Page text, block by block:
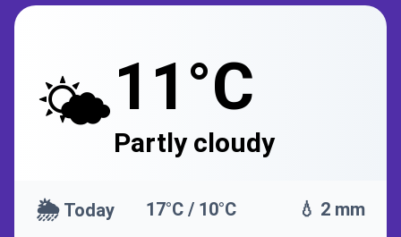
🌤️11°C
Partly cloudy
🌦️ Today 17°C / 10°C 💧 2 mm